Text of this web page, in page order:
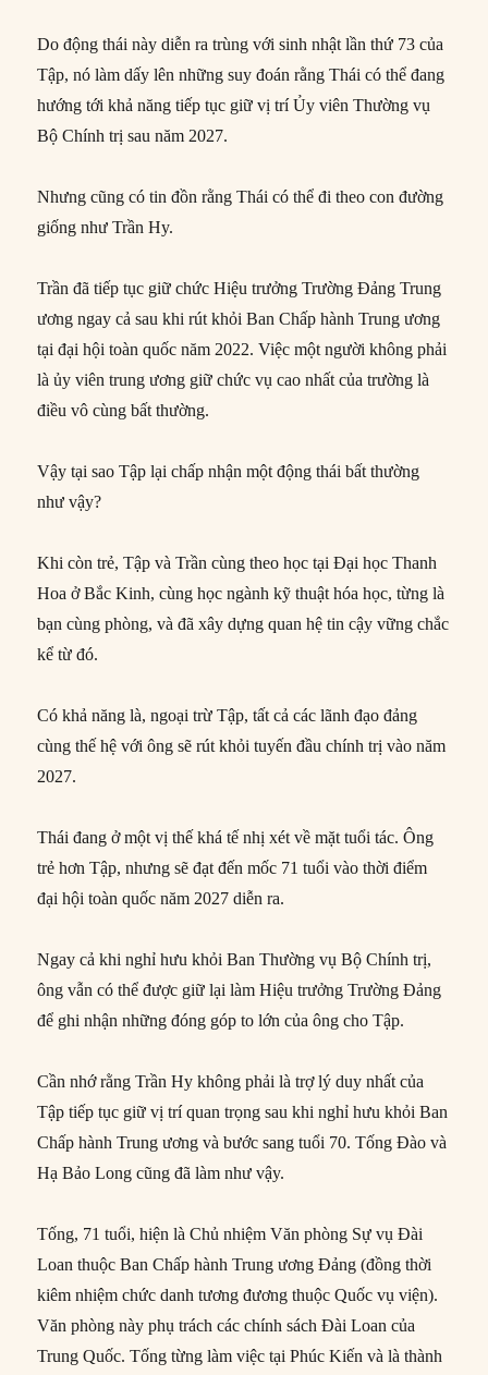
Do động thái này diễn ra trùng với sinh nhật lần thứ 73 của
Tập, nó làm dấy lên những suy đoán rằng Thái có thể đang
hướng tới khả năng tiếp tục giữ vị trí Ủy viên Thường vụ
Bộ Chính trị sau năm 2027.
Nhưng cũng có tin đồn rằng Thái có thể đi theo con đường
giống như Trần Hy.
Trần đã tiếp tục giữ chức Hiệu trưởng Trường Đảng Trung
ương ngay cả sau khi rút khỏi Ban Chấp hành Trung ương
tại đại hội toàn quốc năm 2022. Việc một người không phải
là ủy viên trung ương giữ chức vụ cao nhất của trường là
điều vô cùng bất thường.
Vậy tại sao Tập lại chấp nhận một động thái bất thường
như vậy?
Khi còn trẻ, Tập và Trần cùng theo học tại Đại học Thanh
Hoa ở Bắc Kinh, cùng học ngành kỹ thuật hóa học, từng là
bạn cùng phòng, và đã xây dựng quan hệ tin cậy vững chắc
kể từ đó.
Có khả năng là, ngoại trừ Tập, tất cả các lãnh đạo đảng
cùng thế hệ với ông sẽ rút khỏi tuyến đầu chính trị vào năm
2027.
Thái đang ở một vị thế khá tế nhị xét về mặt tuổi tác. Ông
trẻ hơn Tập, nhưng sẽ đạt đến mốc 71 tuổi vào thời điểm
đại hội toàn quốc năm 2027 diễn ra.
Ngay cả khi nghỉ hưu khỏi Ban Thường vụ Bộ Chính trị,
ông vẫn có thể được giữ lại làm Hiệu trưởng Trường Đảng
để ghi nhận những đóng góp to lớn của ông cho Tập.
Cần nhớ rằng Trần Hy không phải là trợ lý duy nhất của
Tập tiếp tục giữ vị trí quan trọng sau khi nghỉ hưu khỏi Ban
Chấp hành Trung ương và bước sang tuổi 70. Tống Đào và
Hạ Bảo Long cũng đã làm như vậy.
Tống, 71 tuổi, hiện là Chủ nhiệm Văn phòng Sự vụ Đài
Loan thuộc Ban Chấp hành Trung ương Đảng (đồng thời
kiêm nhiệm chức danh tương đương thuộc Quốc vụ viện).
Văn phòng này phụ trách các chính sách Đài Loan của
Trung Quốc. Tống từng làm việc tại Phúc Kiến và là thành